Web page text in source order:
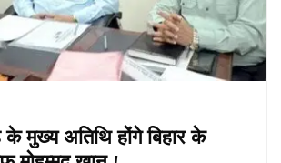
के मुख्य अतिथि होंगे बिहार के